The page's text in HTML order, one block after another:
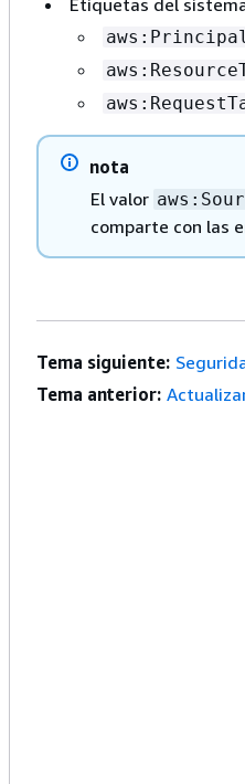
Etiquetas del
nota
El valor
comparte con las
Tema siguiente:
Tema anterior: